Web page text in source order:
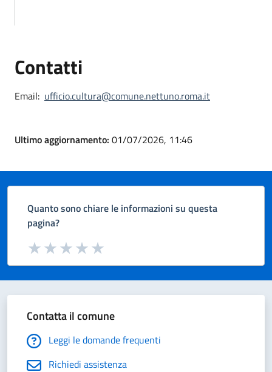
Contatti
Email: ufficio.cultura@comune.nettuno.roma.it
Ultimo aggiornamento: 01/07/2026, 11:46
Quanto sono chiare le informazioni su questa
pagina?
Valuta da 1 a 5 stelle la pagina
Valuta 5 stelle su 5
Valuta 4 stelle su 5
Valuta 3 stelle su 5
Valuta 2 stelle su 5
Valuta 1 stelle su 5
Contatta il comune
Leggi le domande frequenti
Richiedi assistenza